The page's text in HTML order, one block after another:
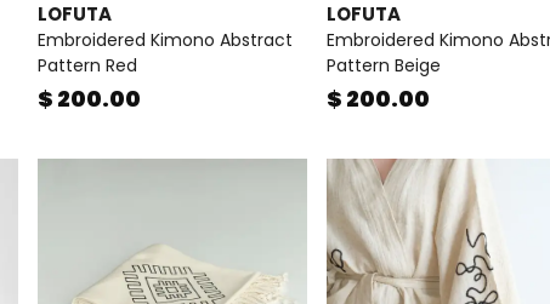
LOFUTA
Embroidered Kimono Abstract
Pattern Red
$ 200.00
LOFUTA
Embroidered Kimono
Pattern Beige
$ 200.00